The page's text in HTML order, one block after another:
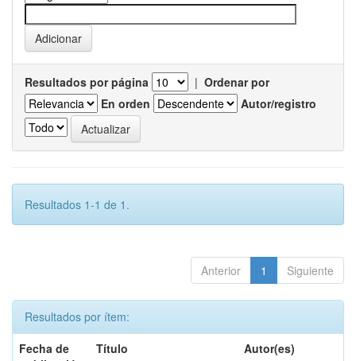
Resultados por página | Ordenar por
En orden
Autor/registro
Resultados 1-1 de 1.
Anterior 1 Siguiente
Resultados por ítem:
Fecha de
Título Autor(es)